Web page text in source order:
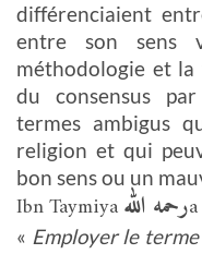
différenciaient
entre son
méthodologie et la
du consensus
termes ambigus
religion et qui
bon sens ou un
Ibn Taymiyaرحمه الله
« Employer le terme